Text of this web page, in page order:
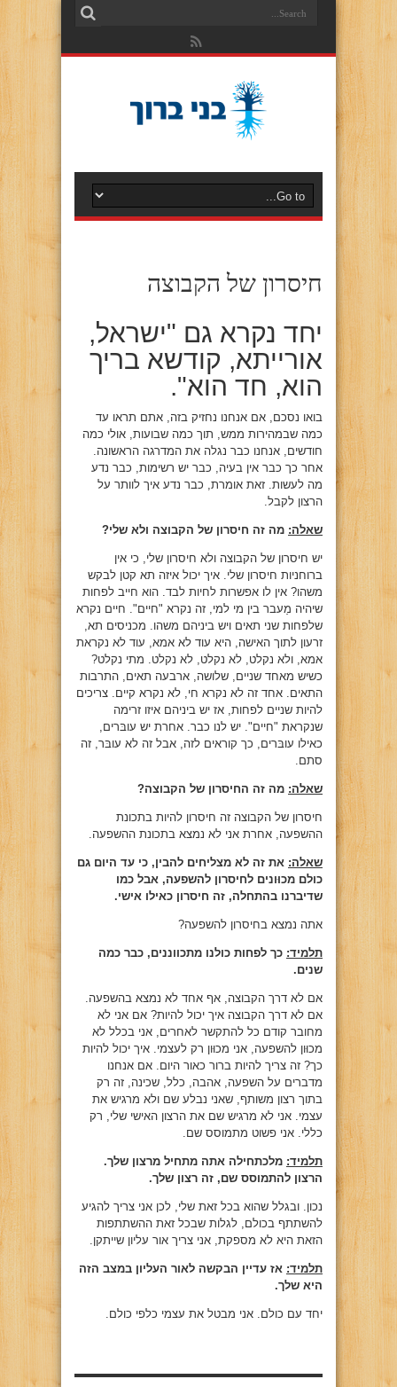
חיסרון של הקבוצה
יחד נקרא גם "ישראל,
אורייתא, קודשא בריך
הוא, חד הוא".
בואו נסכם, אם אנחנו נחזיק בזה, אתם תראו עד
כמה שבמהירות ממש, תוך כמה שבועות, אולי כמה
חודשים, אנחנו כבר נגלה את המדרגה הראשונה.
אחר כך כבר אין בעיה, כבר יש רשימות, כבר נדע
מה לעשות. זאת אומרת, כבר נדע איך לוותר על
הרצון לקבל.
שאלה: מה זה חיסרון של הקבוצה ולא שלי?
יש חיסרון של הקבוצה ולא חיסרון שלי, כי אין
ברוחניות חיסרון שלי. איך יכול איזה תא קטן לבקש
משהו? אין לו אפשרות לחיות לבד. הוא חייב לפחות
שיהיה מַעבר בין מי למי, זה נקרא "חיים". חיים נקרא
שלפחות שני תאים ויש ביניהם משהו. מכניסים תא,
זרעון לתוך האישה, היא עוד לא אמא, עוד לא נקראת
אמא, ולא נקלט, לא נקלט, לא נקלט. מתי נקלט?
כשיש מאחד שניים, שלושה, ארבעה תאים, התרבות
התאים. אחד זה לא נקרא חי, לא נקרא קיים. צריכים
להיות שניים לפחות, אז יש ביניהם איזו זרימה
שנקראת "חיים". יש לנו כבר. אחרת יש עובּרים,
כאילו עובּרים, כך קוראים לזה, אבל זה לא עובּר, זה
סתם.
שאלה: מה זה החיסרון של הקבוצה?
חיסרון של הקבוצה זה חיסרון להיות בתכונת
ההשפעה, אחרת אני לא נמצא בתכונת ההשפעה.
שאלה: את זה לא מצליחים להבין, כי עד היום גם
כולם מכוּונים לחיסרון להשפעה, אבל כמו
שדיברנו בהתחלה, זה חיסרון כאילו אישי.
אתה נמצא בחיסרון להשפעה?
תלמיד: כך לפחות כולנו מתכווננים, כבר כמה
שנים.
אם לא דרך הקבוצה, אף אחד לא נמצא בהשפעה.
אם לא דרך הקבוצה איך יכול להיות? אם אני לא
מחובר קודם כל להתקשר לאחרים, אני בכלל לא
מכוּון להשפעה, אני מכוּון רק לעצמי. איך יכול להיות
כך? זה צריך להיות ברור כאור היום. אם אנחנו
מדברים על השפעה, אהבה, כלל, שכינה, זה רק
בתוך רצון משותף, שאני נבלע שם ולא מרגיש את
עצמי. אני לא מרגיש שם את הרצון האישי שלי, רק
כללי. אני פשוט מתמוסס שם.
תלמיד: מלכתחילה אתה מתחיל מרצון שלך.
הרצון להתמוסס שם, זה רצון שלך.
נכון. ובגלל שהוא בכל זאת שלי, לכן אני צריך להגיע
להשתתף בכולם, לגלות שבכל זאת ההשתתפות
הזאת היא לא מספקת, אני צריך אור עליון שייתקן.
תלמיד: אז עדיין הבקשה לאור העליון במצב הזה
היא שלך.
יחד עם כולם. אני מבטל את עצמי כלפי כולם.